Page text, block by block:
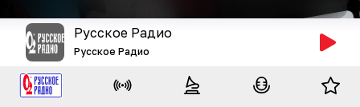
Русское Радио
Русское Радио